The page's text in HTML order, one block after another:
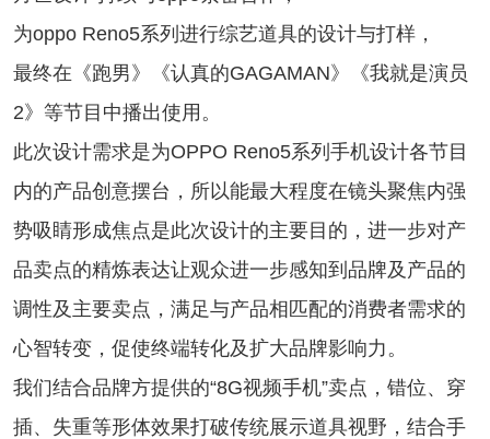
为oppo Reno5系列进行综艺道具的设计与打样，
最终在《跑男》《认真的GAGAMAN》《我就是演员
2》等节目中播出使用。
此次设计需求是为OPPO Reno5系列手机设计各节目
内的产品创意摆台，所以能最大程度在镜头聚焦内强
势吸睛形成焦点是此次设计的主要目的，进一步对产
品卖点的精炼表达让观众进一步感知到品牌及产品的
调性及主要卖点，满足与产品相匹配的消费者需求的
心智转变，促使终端转化及扩大品牌影响力。
我们结合品牌方提供的“8G视频手机”卖点，错位、穿
插、失重等形体效果打破传统展示道具视野，结合手